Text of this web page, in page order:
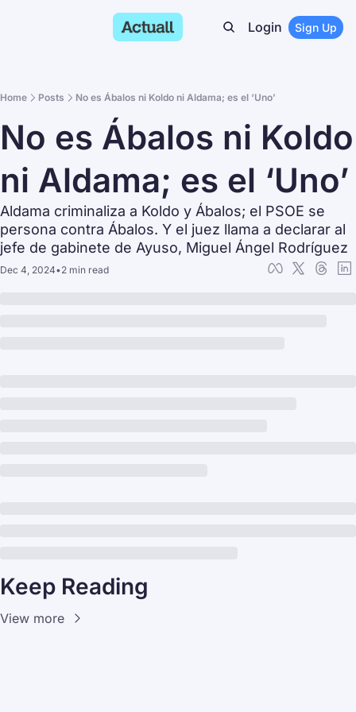
Login Sign Up
Home Posts No es Ábalos ni Koldo ni Aldama; es el ‘Uno’
No es Ábalos ni Koldo
ni Aldama; es el ‘Uno’
Aldama criminaliza a Koldo y Ábalos; el PSOE se
persona contra Ábalos. Y el juez llama a declarar al
jefe de gabinete de Ayuso, Miguel Ángel Rodríguez
Dec 4, 2024•2 min read
Keep Reading
View more